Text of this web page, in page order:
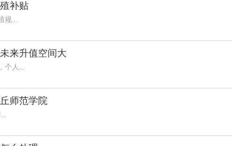
补贴
规...
来升值空间大
个人...
师范学院